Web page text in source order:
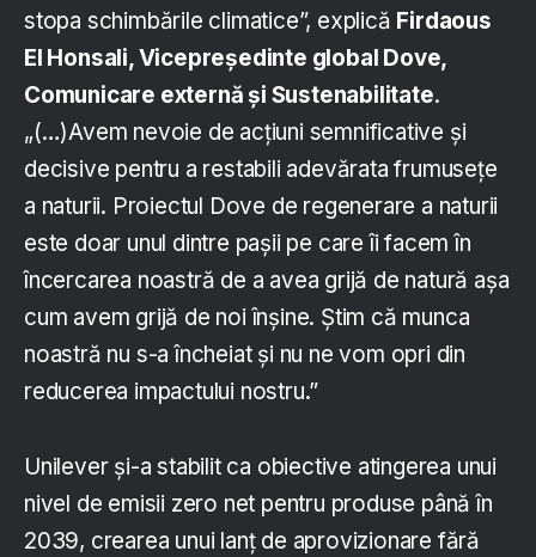
stopa schimbările climatice”, explică Firdaous
El Honsali, Vicepreședinte global Dove,
Comunicare externă și Sustenabilitate.
„(…)Avem nevoie de acțiuni semnificative și
decisive pentru a restabili adevărata frumusețe
a naturii. Proiectul Dove de regenerare a naturii
este doar unul dintre pașii pe care îi facem în
încercarea noastră de a avea grijă de natură așa
cum avem grijă de noi înșine. Știm că munca
noastră nu s-a încheiat și nu ne vom opri din
reducerea impactului nostru.”
Unilever și-a stabilit ca obiective atingerea unui
nivel de emisii zero net pentru produse până în
2039, crearea unui lanț de aprovizionare fără